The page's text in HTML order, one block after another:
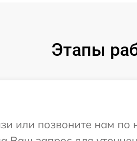
Этапы
или позвоните нам по